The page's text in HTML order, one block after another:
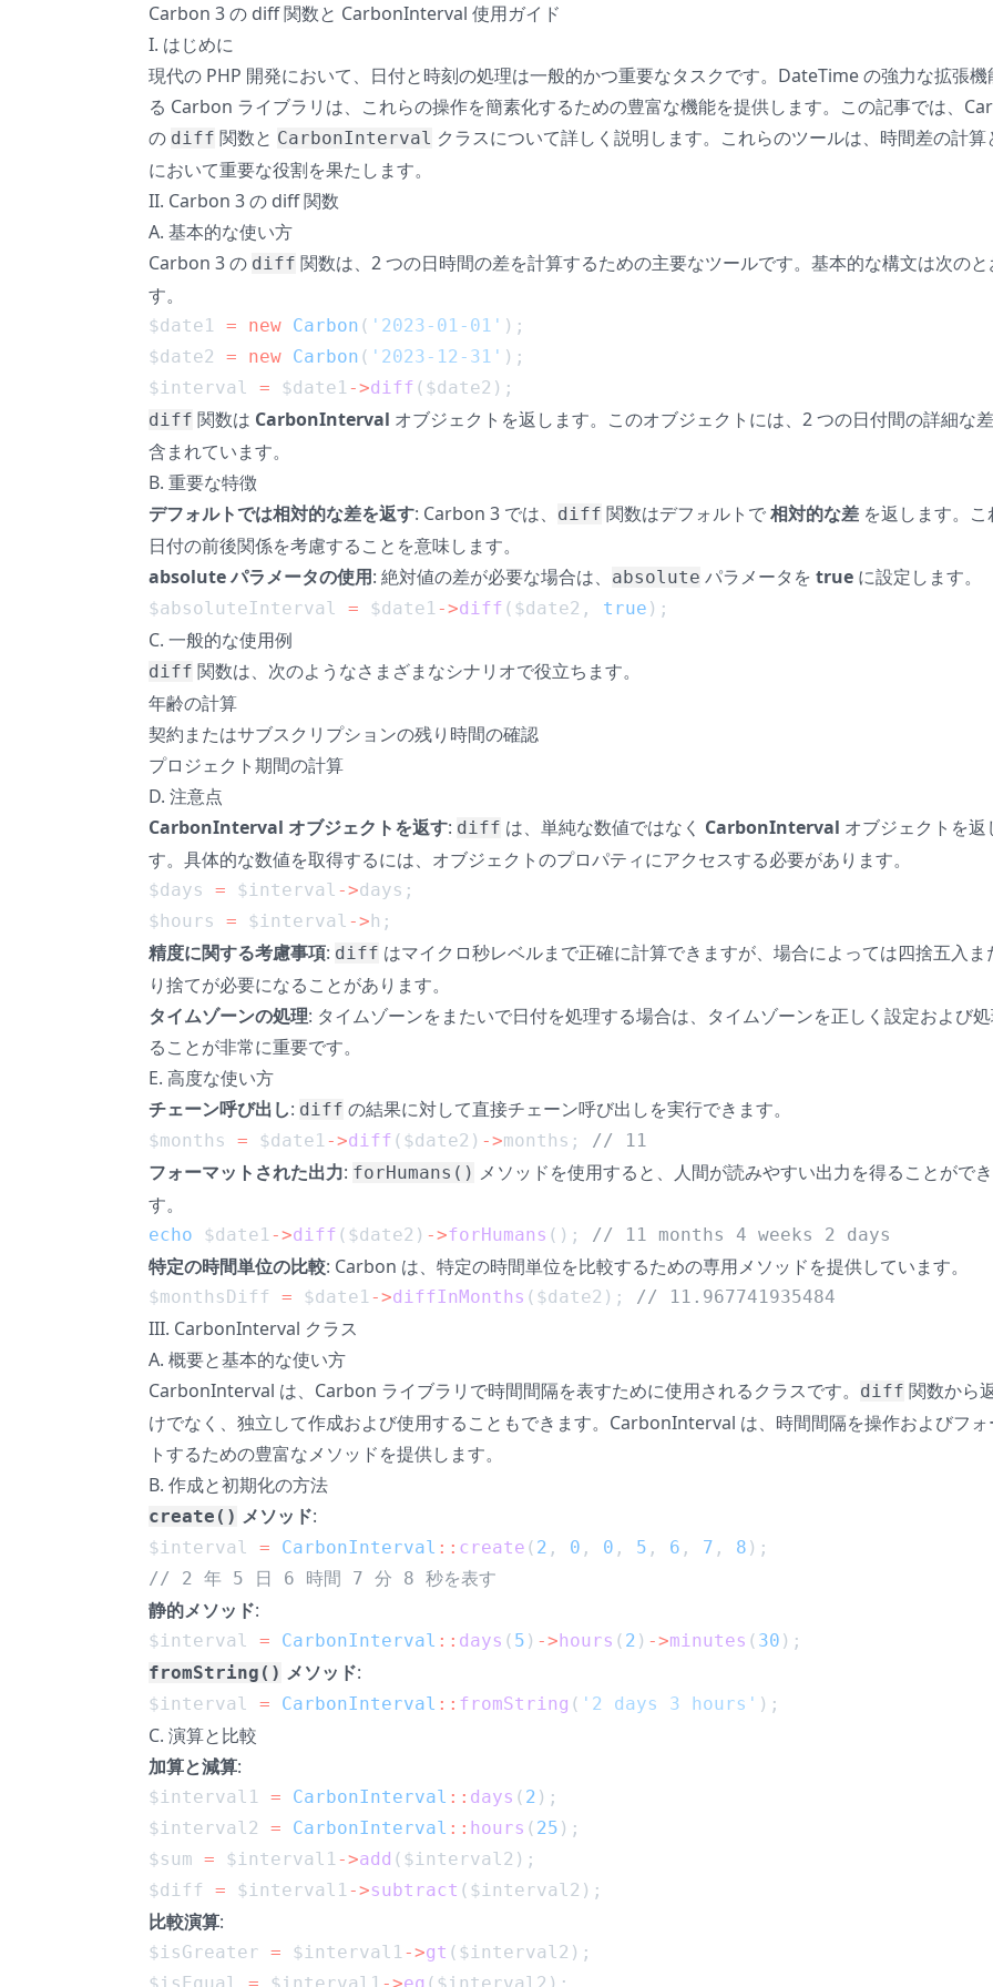
Carbon 3 の diff 関数と CarbonInterval 使用ガイド
I. はじめに
現代の PHP 開発において、日付と時刻の処理は一般的かつ重要なタスクです。DateTime の強力な拡張機
る Carbon ライブラリは、これらの操作を簡素化するための豊富な機能を提供します。この記事では、
の diff 関数と CarbonInterval クラスについて詳しく説明します。これらのツールは、時間差の計算
において重要な役割を果たします。
II. Carbon 3 の diff 関数
A. 基本的な使い方
Carbon 3 の diff 関数は、2 つの日時間の差を計算するための主要なツールです。基本的な構文は次の
す。
$date1 = new Carbon ( '2023-01-01' );
$date2 = new Carbon ( '2023-12-31' );
$interval = $date1->diff ($date2);
diff 関数は CarbonInterval オブジェクトを返します。このオブジェクトには、2 つの日付間の詳細な
含まれています。
B. 重要な特徴
デフォルトでは相対的な差を返す: Carbon 3 では、 diff 関数はデフォルトで相対的な差 を返します。こ
日付の前後関係を考慮することを意味します。
absolute パラメータの使用: 絶対値の差が必要な場合は、 absolute パラメータをtrue に設定します。
$absoluteInterval = $date1->diff ($date2, true );
C. 一般的な使用例
diff 関数は、次のようなさまざまなシナリオで役立ちます。
年齢の計算
契約またはサブスクリプションの残り時間の確認
プロジェクト期間の計算
D. 注意点
CarbonInterval オブジェクトを返す: diff は、単純な数値ではなく CarbonInterval オブジェクトを返
す。具体的な数値を取得するには、オブジェクトのプロパティにアクセスする必要があります。
$days = $interval ->days;
$hours = $interval ->h;
精度に関する考慮事項: diff はマイクロ秒レベルまで正確に計算できますが、場合によっては四捨五入ま
り捨てが必要になることがあります。
タイムゾーンの処理: タイムゾーンをまたいで日付を処理する場合は、タイムゾーンを正しく設定および
ることが非常に重要です。
E. 高度な使い方
チェーン呼び出し: diff の結果に対して直接チェーン呼び出しを実行できます。
$months = $date1->diff ($date2) ->months; // 11
フォーマットされた出力: forHumans() メソッドを使用すると、人間が読みやすい出力を得ることができ
す。
echo $date1->diff ($date2) ->forHumans (); // 11 months 4 weeks 2 days
特定の時間単位の比較: Carbon は、特定の時間単位を比較するための専用メソッドを提供しています。
$monthsDiff = $date1->diffInMonths ($date2); // 11.967741935484
III. CarbonInterval クラス
A. 概要と基本的な使い方
CarbonInterval は、Carbon ライブラリで時間間隔を表すために使用されるクラスです。
diff 関数から
けでなく、独立して作成および使用することもできます。CarbonInterval は、時間間隔を操作およびフォ
トするための豊富なメソッドを提供します。
B. 作成と初期化の方法
create() メソッド:
$interval = CarbonInterval :: create ( 2 , 0 , 0 , 5 , 6 , 7 , 8 );
// 2 年 5 日 6 時間 7 分 8 秒を表す
静的メソッド:
$interval = CarbonInterval :: days ( 5 ) ->hours ( 2 ) ->minutes ( 30 );
fromString() メソッド:
$interval = CarbonInterval :: fromString ( '2 days 3 hours' );
C. 演算と比較
加算と減算:
$interval1 = CarbonInterval :: days ( 2 );
$interval2 = CarbonInterval :: hours ( 25 );
$sum = $interval1->add ($interval2);
$diff = $interval1->subtract ($interval2);
比較演算:
$isGreater = $interval1->gt ($interval2);